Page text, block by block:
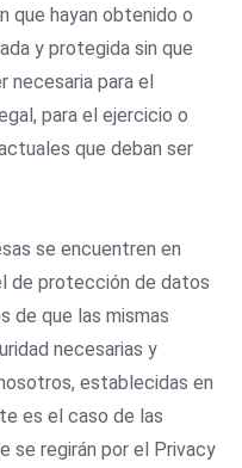
que hayan obtenido o
y protegida sin que
necesaria para el
para el ejercicio o
que deban ser
se encuentren en
de protección de datos
de que las mismas
necesarias y
establecidas en
es el caso de las
se regirán por el Privacy